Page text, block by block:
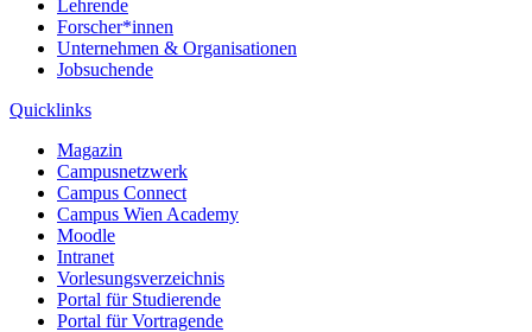
Lehrende
Forscher*innen
Unternehmen & Organisationen
Jobsuchende
Quicklinks
Magazin
Campusnetzwerk
Campus Connect
Campus Wien Academy
Moodle
Intranet
Vorlesungsverzeichnis
Portal für Studierende
Portal für Vortragende